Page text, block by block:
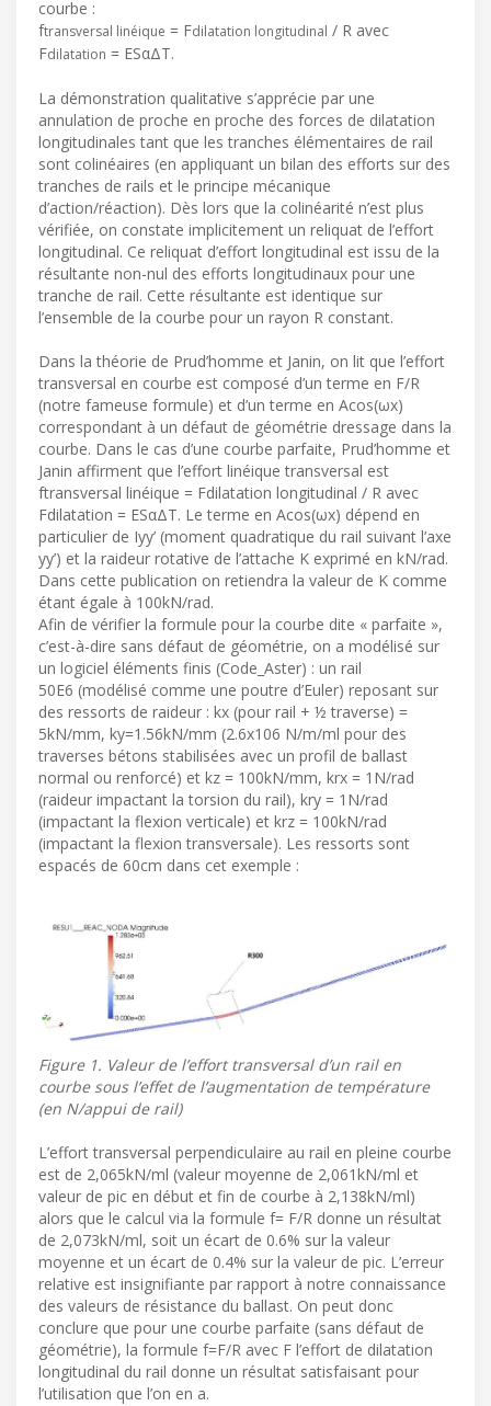
courbe :
ftransversal linéique = Fdilatation longitudinal / R avec
Fdilatation = ESαΔT.
La démonstration qualitative s’apprécie par une
annulation de proche en proche des forces de dilatation
longitudinales tant que les tranches élémentaires de rail
sont colinéaires (en appliquant un bilan des efforts sur des
tranches de rails et le principe mécanique
d’action/réaction). Dès lors que la colinéarité n’est plus
vérifiée, on constate implicitement un reliquat de l’effort
longitudinal. Ce reliquat d’effort longitudinal est issu de la
résultante non-nul des efforts longitudinaux pour une
tranche de rail. Cette résultante est identique sur
l’ensemble de la courbe pour un rayon R constant.
Dans la théorie de Prud’homme et Janin, on lit que l’effort
transversal en courbe est composé d’un terme en F/R
(notre fameuse formule) et d’un terme en Acos(ωx)
correspondant à un défaut de géométrie dressage dans la
courbe. Dans le cas d’une courbe parfaite, Prud’homme et
Janin affirment que l’effort linéique transversal est
ftransversal linéique = Fdilatation longitudinal / R avec
Fdilatation = ESαΔT. Le terme en Acos(ωx) dépend en
particulier de Iyy’ (moment quadratique du rail suivant l’axe
yy’) et la raideur rotative de l’attache K exprimé en kN/rad.
Dans cette publication on retiendra la valeur de K comme
étant égale à 100kN/rad.
Afin de vérifier la formule pour la courbe dite « parfaite »,
c’est-à-dire sans défaut de géométrie, on a modélisé sur
un logiciel éléments finis (Code_Aster) : un rail
50E6 (modélisé comme une poutre d’Euler) reposant sur
des ressorts de raideur : kx (pour rail + ½ traverse) =
5kN/mm, ky=1.56kN/mm (2.6x106 N/m/ml pour des
traverses bétons stabilisées avec un profil de ballast
normal ou renforcé) et kz = 100kN/mm, krx = 1N/rad
(raideur impactant la torsion du rail), kry = 1N/rad
(impactant la flexion verticale) et krz = 100kN/rad
(impactant la flexion transversale). Les ressorts sont
espacés de 60cm dans cet exemple :
Figure 1. Valeur de l’effort transversal d’un rail en
courbe sous l’effet de l’augmentation de température
(en N/appui de rail)
L’effort transversal perpendiculaire au rail en pleine courbe
est de 2,065kN/ml (valeur moyenne de 2,061kN/ml et
valeur de pic en début et fin de courbe à 2,138kN/ml)
alors que le calcul via la formule f= F/R donne un résultat
de 2,073kN/ml, soit un écart de 0.6% sur la valeur
moyenne et un écart de 0.4% sur la valeur de pic. L’erreur
relative est insignifiante par rapport à notre connaissance
des valeurs de résistance du ballast. On peut donc
conclure que pour une courbe parfaite (sans défaut de
géométrie), la formule f=F/R avec F l’effort de dilatation
longitudinal du rail donne un résultat satisfaisant pour
l’utilisation que l’on en a.